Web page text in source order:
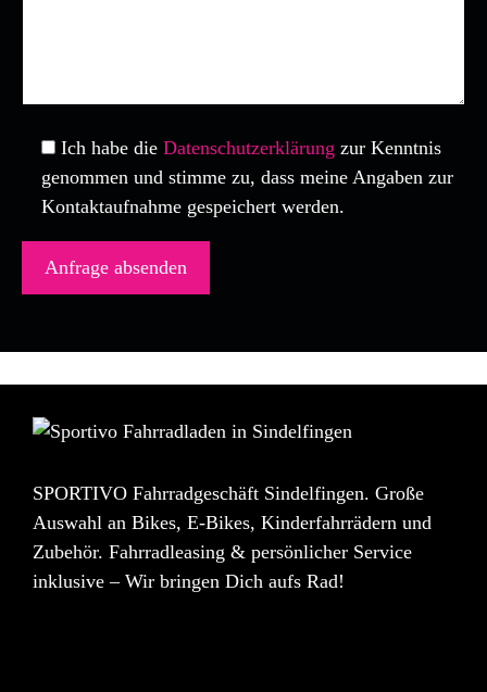
Ich habe die Datenschutzerklärung zur Kenntnis
genommen und stimme zu, dass meine Angaben zur
Kontaktaufnahme gespeichert werden.
SPORTIVO Fahrradgeschäft Sindelfingen. Große
Auswahl an Bikes, E-Bikes, Kinderfahrrädern und
Zubehör. Fahrradleasing & persönlicher Service
inklusive – Wir bringen Dich aufs Rad!